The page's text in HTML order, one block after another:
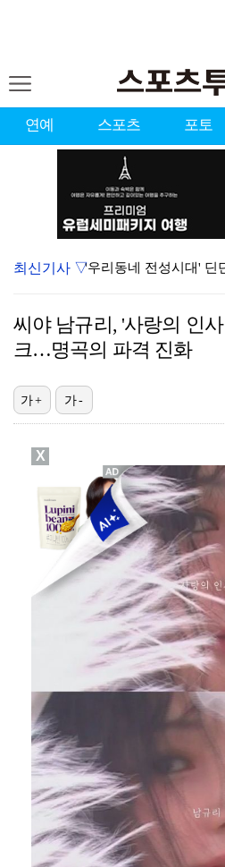
연예 스포츠 포토
[ST포토] 정지효, 반가
진세연, 전속계약 종료
[ST포토] 마서영, 나이
[ST포토] 송혜빈, 빠른
최신기사 ▽
씨야 남규리, '사랑의 인
크…명곡의 파격 진화
가+ 가-
X